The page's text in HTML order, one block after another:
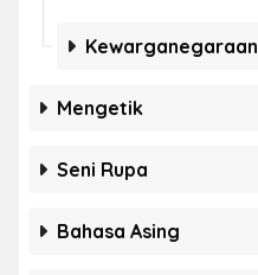
Kewarganegaraan
Mengetik
Seni Rupa
Bahasa Asing